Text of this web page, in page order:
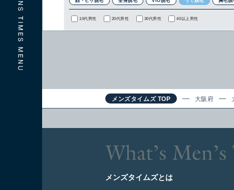
10代男性 20代男性 30代男性 40以上男性
メンズタイムズ TOP 大阪府
メンズタイムズとは